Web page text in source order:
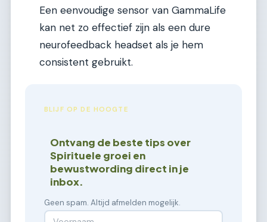
Een eenvoudige sensor van GammaLife
kan net zo effectief zijn als een dure
neurofeedback headset als je hem
consistent gebruikt.
BLIJF OP DE HOOGTE
Ontvang de beste tips over
Spirituele groei en
bewustwording direct in je
inbox.
Geen spam. Altijd afmelden mogelijk.